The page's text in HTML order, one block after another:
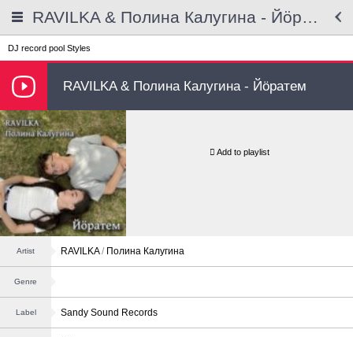
RAVILKA & Полина Калугина - Йöратем
DJ record pool Styles
RAVILKA & Полина Калугина - Йöратем
Add to playlist
Artist RAVILKA/ Полина Калугина
Genre
Label Sandy Sound Records